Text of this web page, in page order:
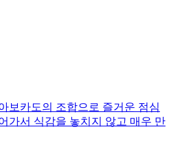
보카도의 조합으로 즐거운 점심
가서 식감을 놓치지 않고 매우 만